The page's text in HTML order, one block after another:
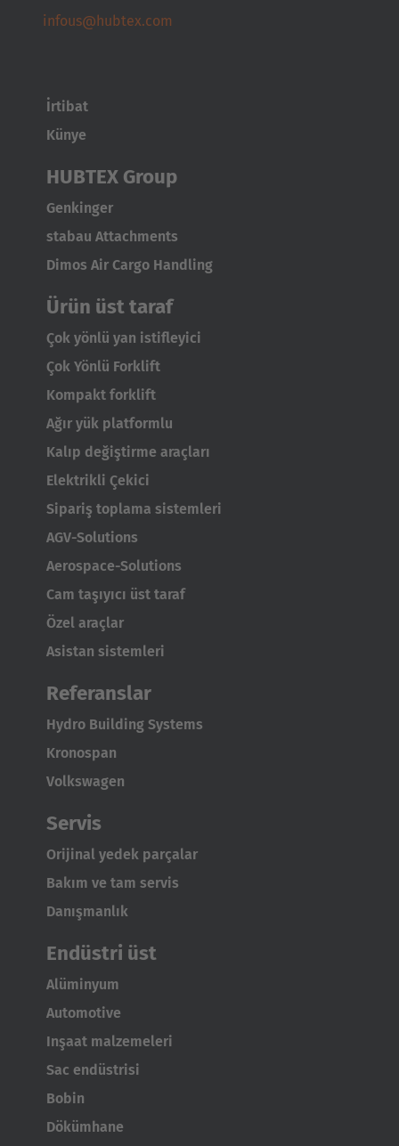
España
France
Français
Great Britain
English
Italia
Italiano
Luxembourg
Français Deutsch
Nederland
Nederlands
Österreich
Deutsch
Türkiye
Türkçe
AMERICA
Brasil
Português
infous@hubtex.com
İrtibat
Künye
HUBTEX Group
Genkinger
stabau Attachments
Dimos Air Cargo Handling
Ürün üst taraf
Çok yönlü yan istifleyici
Çok Yönlü Forklift
Kompakt forklift
Ağır yük platformlu
Kalıp değiştirme araçları
Elektrikli Çekici
Sipariş toplama sistemleri
AGV-Solutions
Aerospace-Solutions
Cam taşıyıcı üst taraf
Özel araçlar
Asistan sistemleri
Referanslar
Hydro Building Systems
Kronospan
Volkswagen
Servis
Orijinal yedek parçalar
Bakım ve tam servis
Danışmanlık
Endüstri üst
Alüminyum
Automotive
Inşaat malzemeleri
Sac endüstrisi
Bobin
Dökümhane